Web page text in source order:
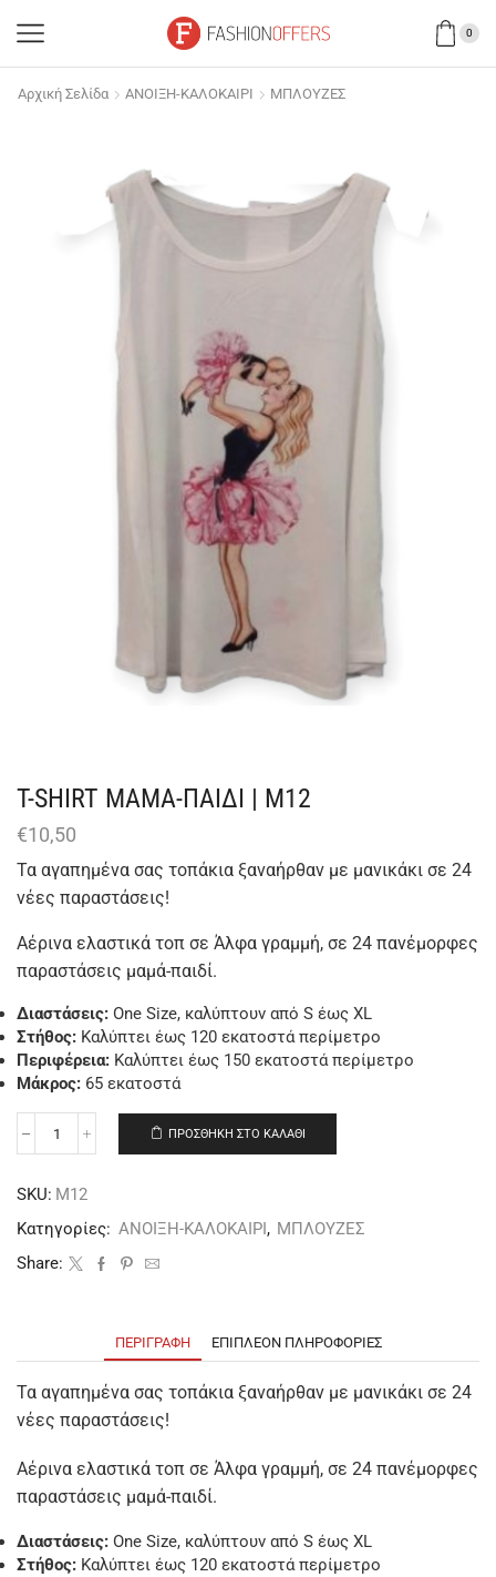
0
Αρχική Σελίδα ΑΝΟΙΞΗ-ΚΑΛΟΚΑΙΡΙ ΜΠΛΟΥΖΕΣ
T-SHIRT ΜΑΜΑ-ΠΑΙΔΙ | Μ12
€10,50
Τα αγαπημένα σας τοπάκια ξαναήρθαν με μανικάκι σε 24
νέες παραστάσεις!
Αέρινα ελαστικά τοπ σε Άλφα γραμμή, σε 24 πανέμορφες
παραστάσεις μαμά-παιδί.
Διαστάσεις: One Size, καλύπτουν από S έως XL
Στήθος: Καλύπτει έως 120 εκατοστά περίμετρο
Περιφέρεια: Καλύπτει έως 150 εκατοστά περίμετρο
Μάκρος: 65 εκατοστά
ΠΡΟΣΘΉΚΗ ΣΤΟ ΚΑΛΆΘΙ
SKU: Μ12
Κατηγορίες: ΑΝΟΙΞΗ-ΚΑΛΟΚΑΙΡΙ , ΜΠΛΟΥΖΕΣ
Share:
ΠΕΡΙΓΡΑΦΉ ΕΠΙΠΛΈΟΝ ΠΛΗΡΟΦΟΡΊΕΣ
Τα αγαπημένα σας τοπάκια ξαναήρθαν με μανικάκι σε 24
νέες παραστάσεις!
Αέρινα ελαστικά τοπ σε Άλφα γραμμή, σε 24 πανέμορφες
παραστάσεις μαμά-παιδί.
Διαστάσεις: One Size, καλύπτουν από S έως XL
Στήθος: Καλύπτει έως 120 εκατοστά περίμετρο